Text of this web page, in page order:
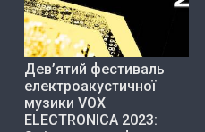
Дев’ятий фестиваль
електроакустичної
музики VOX
ELECTRONICA 2023: